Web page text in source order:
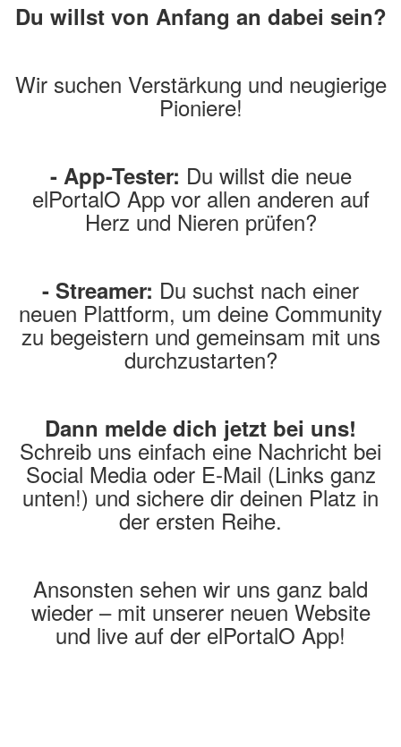
Du willst von Anfang an dabei sein?
Wir suchen Verstärkung und neugierige
Pioniere!
- App-Tester: Du willst die neue
elPortalO App vor allen anderen auf
Herz und Nieren prüfen?
- Streamer: Du suchst nach einer
neuen Plattform, um deine Community
zu begeistern und gemeinsam mit uns
durchzustarten?
Dann melde dich jetzt bei uns!
Schreib uns einfach eine Nachricht bei
Social Media oder E-Mail (Links ganz
unten!) und sichere dir deinen Platz in
der ersten Reihe.
Ansonsten sehen wir uns ganz bald
wieder – mit unserer neuen Website
und live auf der elPortalO App!